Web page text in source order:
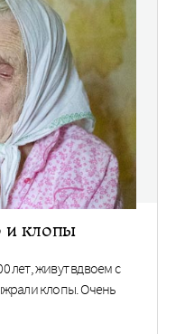
и клопы
лет, живут вдвоем с
клопы. Очень